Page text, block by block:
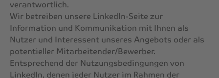
verantwortlich.
Wir betreiben unsere LinkedIn-Seite zur
Information und Kommunikation mit Ihnen als
Nutzer und Interessent unseres Angebots oder als
potentieller Mitarbeitender/Bewerber.
Entsprechend der Nutzungsbedingungen von
LinkedIn, denen jeder Nutzer im Rahmen der